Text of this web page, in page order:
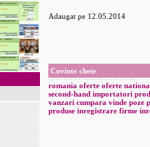
Adaugat pe 12.05.2014
Cuvinte cheie
romania oferte oferte
second-hand importatori
vanzari cumpara vinde poze
produse inregistrare firme